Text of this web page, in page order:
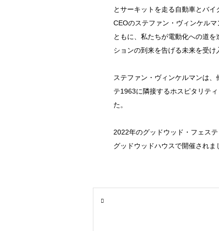
とサーキットを走る自動車とバ
CEOのステファン・ヴィンケル
ともに、私たちが電動化への道
ションの到来を告げる未来を受
ステファン・ヴィンケルマンは
テ1963に隣接するホスピタリテ
た。
2022年のグッドウッド・フェス
グッドウッドハウスで開催されま